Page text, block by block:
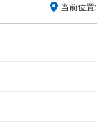
当前位置: